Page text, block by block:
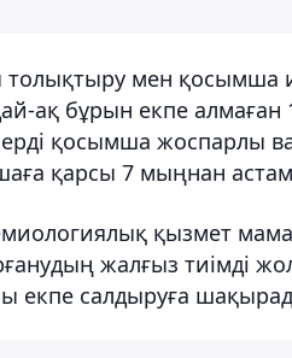
толықтыру мен қосымша
ақ бұрын екпе алмаған
қосымша жоспарлы
қарсы 7 мыңнан
қызмет
жалғыз тиімді
екпе салдыруға